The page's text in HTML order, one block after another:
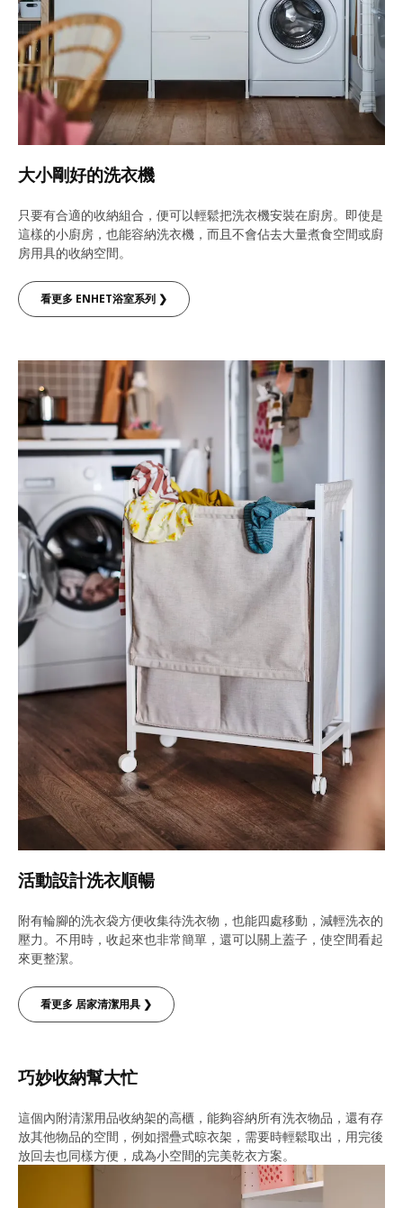
大小剛好的洗衣機
只要有合適的收納組合，便可以輕鬆把洗衣機安裝在廚房。即使是
這樣的小廚房，也能容納洗衣機，而且不會佔去大量煮食空間或廚
房用具的收納空間。
看更多 ENHET浴室系列 ❯
活動設計洗衣順暢
附有輪腳的洗衣袋方便收集待洗衣物，也能四處移動，減輕洗衣的
壓力。不用時，收起來也非常簡單，還可以關上蓋子，使空間看起
來更整潔。
看更多 居家清潔用具 ❯
巧妙收納幫大忙
這個內附清潔用品收納架的高櫃，能夠容納所有洗衣物品，還有存
放其他物品的空間，例如摺疊式晾衣架，需要時輕鬆取出，用完後
放回去也同樣方便，成為小空間的完美乾衣方案。